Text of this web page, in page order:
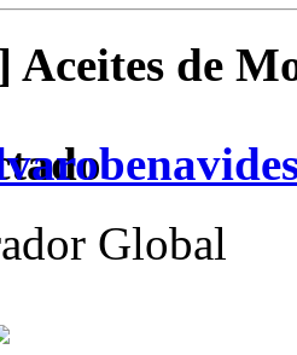
Aceites de
Global